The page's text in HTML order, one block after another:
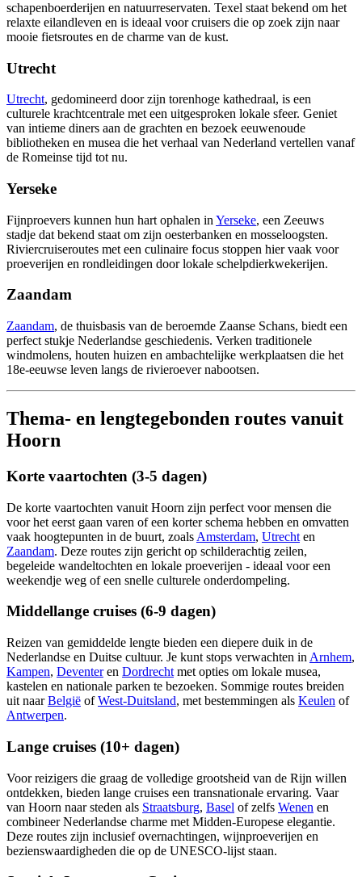
schapenboerderijen en natuurreservaten. Texel staat bekend om het
relaxte eilandleven en is ideaal voor cruisers die op zoek zijn naar
mooie fietsroutes en de charme van de kust.
Utrecht
Utrecht, gedomineerd door zijn torenhoge kathedraal, is een
culturele krachtcentrale met een uitgesproken lokale sfeer. Geniet
van intieme diners aan de grachten en bezoek eeuwenoude
bibliotheken en musea die het verhaal van Nederland vertellen vanaf
de Romeinse tijd tot nu.
Yerseke
Fijnproevers kunnen hun hart ophalen in Yerseke, een Zeeuws
stadje dat bekend staat om zijn oesterbanken en mosseloogsten.
Riviercruiseroutes met een culinaire focus stoppen hier vaak voor
proeverijen en rondleidingen door lokale schelpdierkwekerijen.
Zaandam
Zaandam, de thuisbasis van de beroemde Zaanse Schans, biedt een
perfect stukje Nederlandse geschiedenis. Verken traditionele
windmolens, houten huizen en ambachtelijke werkplaatsen die het
18e-eeuwse leven langs de rivieroever nabootsen.
Thema- en lengtegebonden routes vanuit
Hoorn
Korte vaartochten (3-5 dagen)
De korte vaartochten vanuit Hoorn zijn perfect voor mensen die
voor het eerst gaan varen of een korter schema hebben en omvatten
vaak hoogtepunten in de buurt, zoals Amsterdam, Utrecht en
Zaandam. Deze routes zijn gericht op schilderachtig zeilen,
begeleide wandeltochten en lokale proeverijen - ideaal voor een
weekendje weg of een snelle culturele onderdompeling.
Middellange cruises (6-9 dagen)
Reizen van gemiddelde lengte bieden een diepere duik in de
Nederlandse en Duitse cultuur. Je kunt stops verwachten in Arnhem,
Kampen, Deventeren Dordrecht met opties om lokale musea,
kastelen en nationale parken te bezoeken. Sommige routes breiden
uit naarBelgië ofWest-Duitsland, met bestemmingen als Keulen of
Antwerpen.
Lange cruises (10+ dagen)
Voor reizigers die graag de volledige grootsheid van de Rijn willen
ontdekken, bieden lange cruises een transnationale ervaring. Vaar
van Hoorn naar steden als Straatsburg, Basel of zelfs Wenen en
combineer Nederlandse charme met Midden-Europese elegantie.
Deze routes zijn inclusief overnachtingen, wijnproeverijen en
bezienswaardigheden die op de UNESCO-lijst staan.